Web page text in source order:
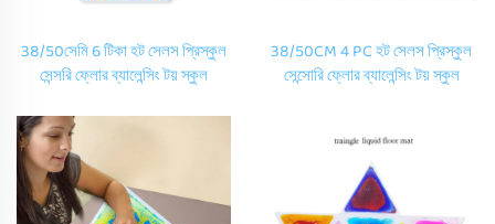
38/50সেমি 6 টিকা হট সেলস প্রিস্কুল
সেন্সরি ফ্লোর ব্যালেন্সিং টয় স্কুল
মন্টেসরি টয়
38/50CM 4 PC হট সেলস প্রিস্কুল
সেন্সোরি ফ্লোর ব্যালেন্সিং টয় স্কুল